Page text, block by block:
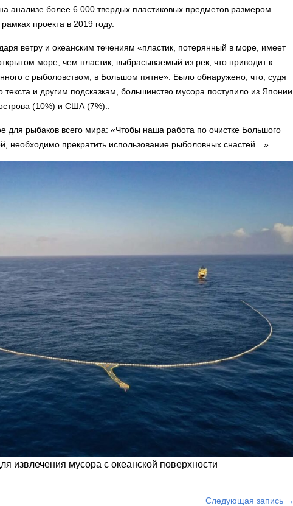
анализе более 6 000 твердых пластиковых предметов размером
проекта в 2019 году.
ветру и океанским течениям «пластик, потерянный в море, имеет
море, чем пластик, выбрасываемый из рек, что приводит к
с рыболовством, в Большом пятне». Было обнаружено, что, судя
и другим подсказкам, большинство мусора поступило из Японии
(10%) и США (7%)..
для рыбаков всего мира: «Чтобы наша работа по очистке Большого
необходимо прекратить использование рыболовных снастей…».
извлечения мусора с океанской поверхности
Следующая запись →